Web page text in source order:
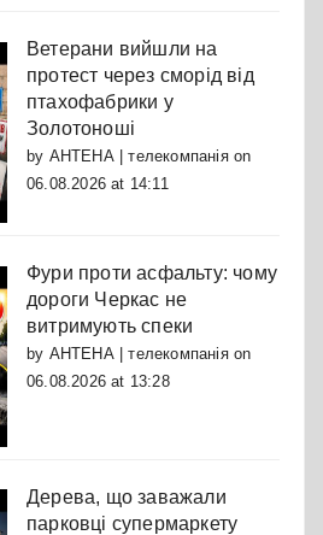
Ветерани вийшли на
протест через сморід від
птахофабрики у
Золотоноші
by АНТЕНА | телекомпаніяon
06.08.2026 at 14:11
Фури проти асфальту: чому
дороги Черкас не
витримують спеки
by АНТЕНА | телекомпаніяon
06.08.2026 at 13:28
Дерева, що заважали
парковці супермаркету